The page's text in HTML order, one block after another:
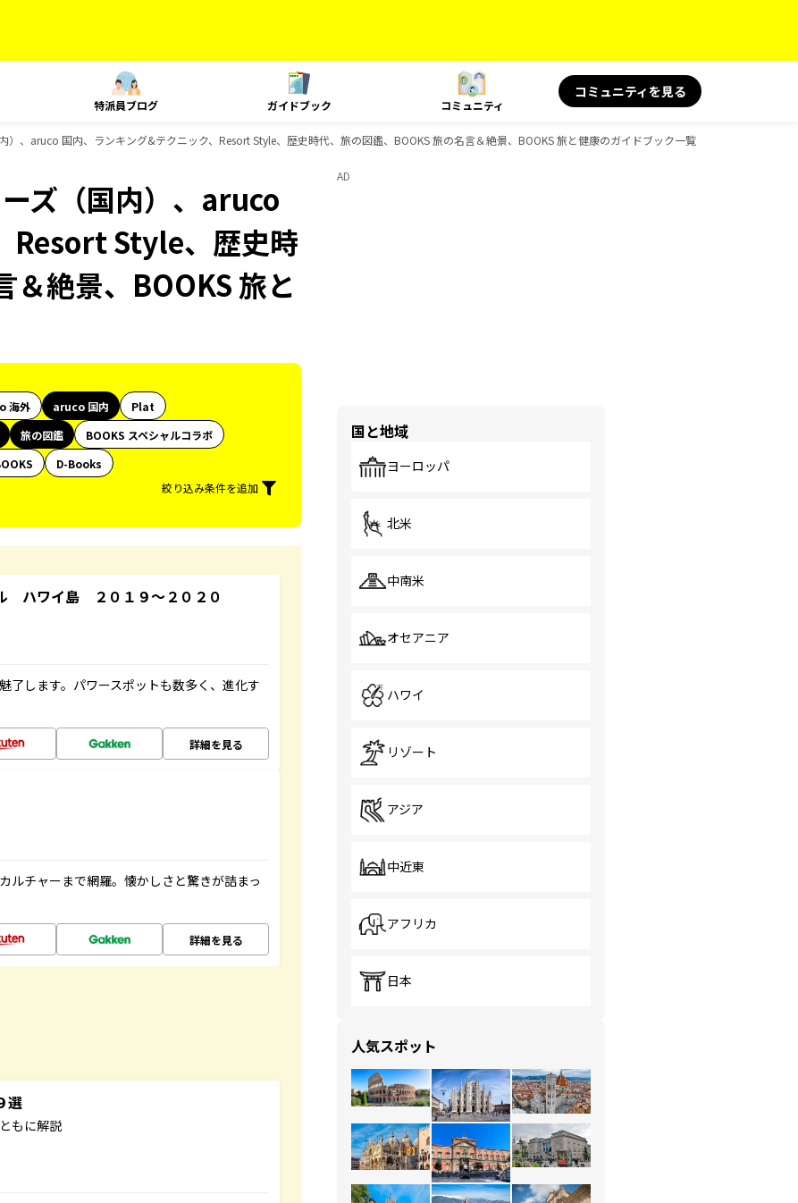
特派員ブログ ガイドブック コミュニティ
コミュニティを見る
）、aruco 国内、ランキング&テクニック、Resort Style、歴史時代、旅の図鑑、BOOKS 旅の名言＆絶景、BOOKS 旅と健康のガイドブック一覧
ズ（国内）、aruco
Resort Style、歴史時
＆絶景、BOOKS 旅と
海外 aruco 国内
Plat
旅の図鑑
BOOKS スペシャルコラボ
D-Books
絞り込み条件を追加
ハワイ島 ２０１９～２０２０
了します。パワースポットも数多く、進化す
詳細を見る
ルチャーまで網羅。懐かしさと驚きが詰まっ
詳細を見る
選
もに解説
AD
国と地域
ヨーロッパ
北米
中南米
オセアニア
ハワイ
リゾート
アジア
中近東
アフリカ
日本
人気スポット